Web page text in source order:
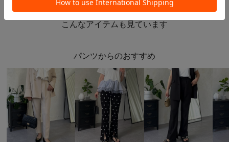
このアイテムを見た人は
こんなアイテムも見ています
パンツからのおすすめ